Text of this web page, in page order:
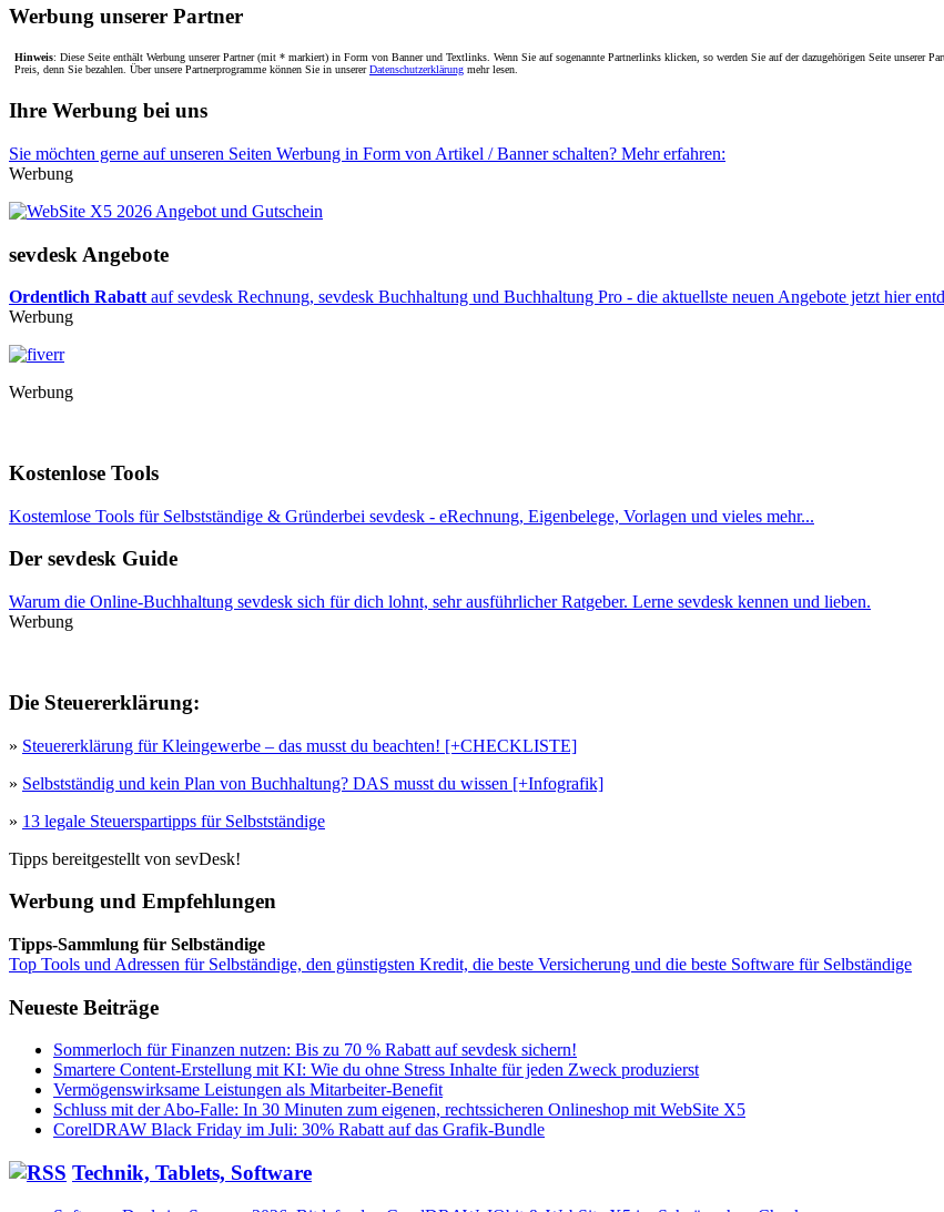
Werbung unserer Partner
Hinweis: Diese Seite enthält Werbung unserer Partner (mit * markiert) in Form von Banner und Textlinks. Wenn Sie auf sogenannte Partnerlinks klicken, so werden Sie auf der dazugehörigen Seite unserer
Preis, denn Sie bezahlen. Über unsere Partnerprogramme können Sie in unsererDatenschutzerklärung mehr lesen.
Ihre Werbung bei uns
Sie möchten gerne auf unseren Seiten Werbung in Form von Artikel / Banner schalten? Mehr erfahren:
Werbung
sevdesk Angebote
Ordentlich Rabatt auf sevdesk Rechnung, sevdesk Buchhaltung und Buchhaltung Pro - die aktuellste neuen Angebote jetzt hier
Werbung
Werbung
Kostenlose Tools
Kostemlose Tools für Selbstständige & Gründerbei sevdesk - eRechnung, Eigenbelege, Vorlagen und vieles mehr...
Der sevdesk Guide
Warum die Online-Buchhaltung sevdesk sich für dich lohnt, sehr ausführlicher Ratgeber. Lerne sevdesk kennen und lieben.
Werbung
Die Steuererklärung:
» Steuererklärung für Kleingewerbe – das musst du beachten! [+CHECKLISTE]
» Selbstständig und kein Plan von Buchhaltung? DAS musst du wissen [+Infografik]
» 13 legale Steuerspartipps für Selbstständige
Tipps bereitgestellt von sevDesk!
Werbung und Empfehlungen
Tipps-Sammlung für Selbständige
Top Tools und Adressen für Selbständige, den günstigsten Kredit, die beste Versicherung und die beste Software für Selbständige
Neueste Beiträge
Sommerloch für Finanzen nutzen: Bis zu 70 % Rabatt auf sevdesk sichern!
Smartere Content-Erstellung mit KI: Wie du ohne Stress Inhalte für jeden Zweck produzierst
Vermögenswirksame Leistungen als Mitarbeiter-Benefit
Schluss mit der Abo-Falle: In 30 Minuten zum eigenen, rechtssicheren Onlineshop mit WebSite X5
CorelDRAW Black Friday im Juli: 30% Rabatt auf das Grafik-Bundle
Technik, Tablets, Software